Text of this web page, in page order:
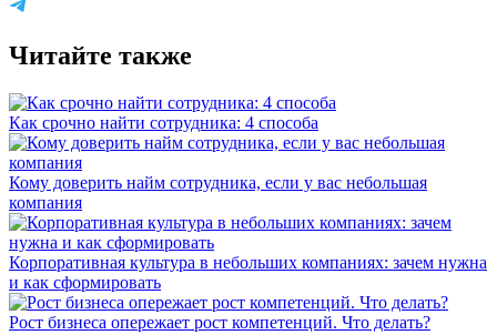
Читайте также
Как срочно найти сотрудника: 4 способа
Кому доверить найм сотрудника, если у вас небольшая
компания
Корпоративная культура в небольших компаниях: зачем нужна
и как сформировать
Рост бизнеса опережает рост компетенций. Что делать?